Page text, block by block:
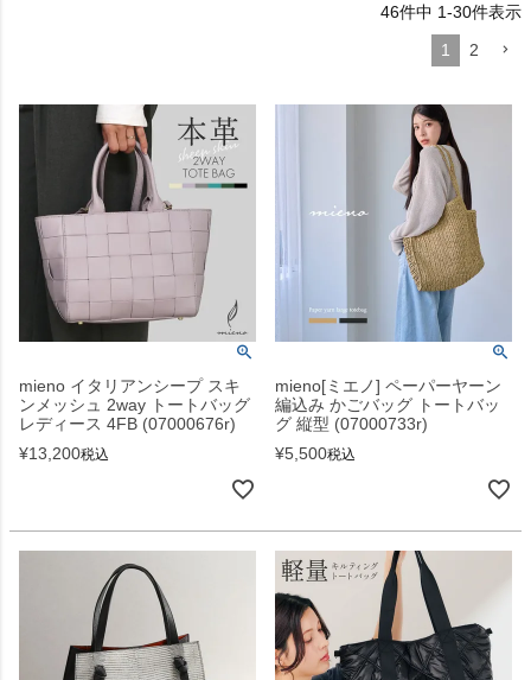
46件中 1-30件表示
1
2
mieno イタリアンシープ スキ
ンメッシュ 2way トートバッグ
レディース 4FB (07000676r)
¥13,200税込
mieno[ミエノ] ペーパーヤーン
編込み かごバッグ トートバッ
グ 縦型 (07000733r)
¥5,500税込